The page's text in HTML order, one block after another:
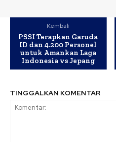
Kembali
PSSI Terapkan Garuda
ID dan 4.200 Personel
untuk Amankan Laga
Indonesia vs Jepang
TINGGALKAN KOMENTAR